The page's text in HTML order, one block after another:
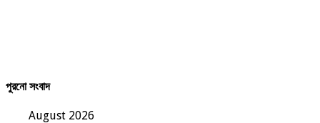
পুরনো সংবাদ
August 2026